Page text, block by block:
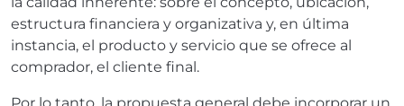
estructura financiera y organizativa y, en última
instancia, el producto y servicio que se ofrece al
comprador, el cliente final.
Por lo tanto, la propuesta general debe incorporar un